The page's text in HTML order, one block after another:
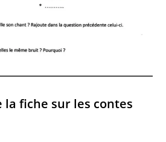
la fiche sur les contes